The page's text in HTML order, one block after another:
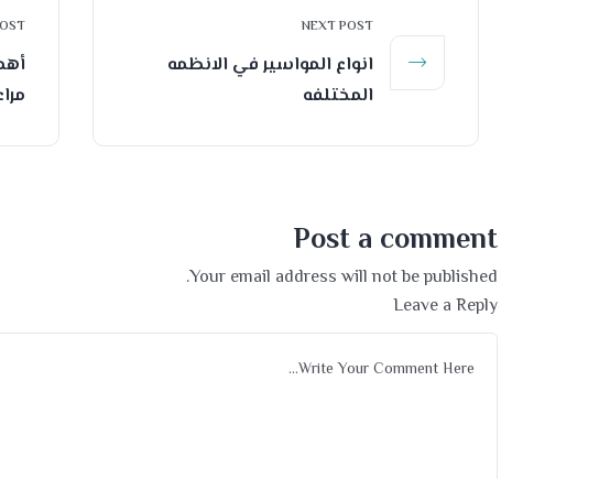
NEXT POST
انواع المواسير في الانظمه
المختلفه
Post a comment
Your email address will not be published.
Leave a Reply